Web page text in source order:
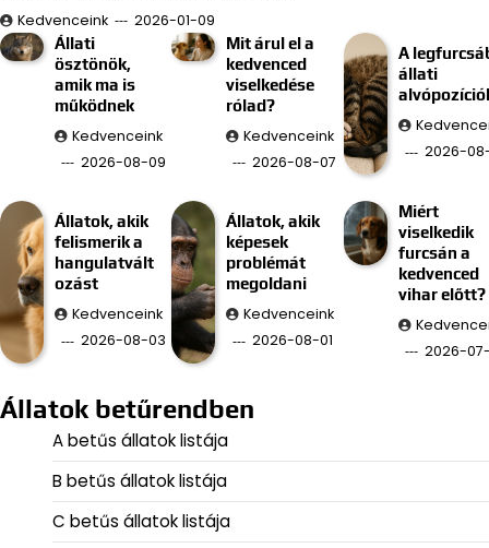
Kedvenceink
2026-01-09
Állati
ösztönök,
amik ma is
működnek
Kedvenceink
2026-08-09
Mit árul el a
kedvenced
viselkedése
rólad?
Kedvenceink
2026-08-07
A
állati
2026-
Állatok, akik
felismerik a
hangulatvált
ozást
Kedvenceink
2026-08-03
Állatok, akik
képesek
problémát
megoldani
Kedvenceink
2026-08-01
Miért
viselkedik
furcsán a
kedvenced
vihar előtt?
2026-
Állatok betűrendben
A betűs állatok listája
B betűs állatok listája
C betűs állatok listája